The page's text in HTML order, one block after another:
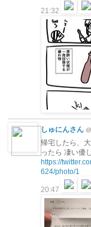
21:32
しゅにんさん
帰宅したら、
ったら 凄い優
https://
624/photo/1
20:47